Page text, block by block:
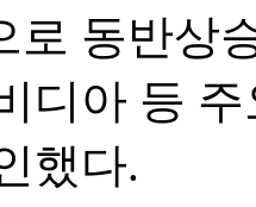
로 동반상
디아 등
했다.